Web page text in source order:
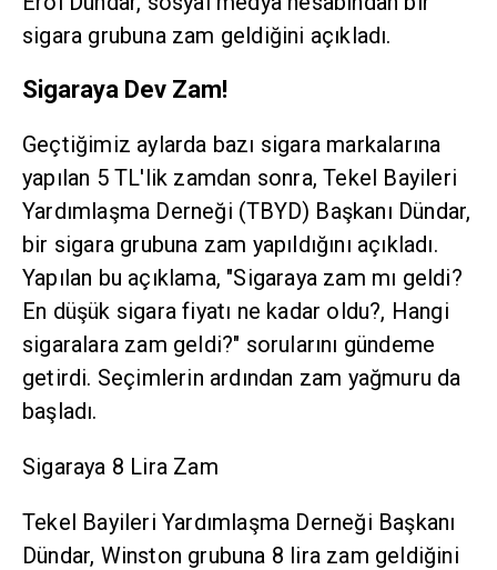
sigara grubuna zam geldiğini açıkladı.
Sigaraya Dev Zam!
Geçtiğimiz aylarda bazı sigara markalarına
yapılan 5 TL'lik zamdan sonra, Tekel Bayileri
Yardımlaşma Derneği (TBYD) Başkanı Dündar,
bir sigara grubuna zam yapıldığını açıkladı.
Yapılan bu açıklama, "Sigaraya zam mı geldi?
En düşük sigara fiyatı ne kadar oldu?, Hangi
sigaralara zam geldi?" sorularını gündeme
getirdi. Seçimlerin ardından zam yağmuru da
başladı.
Sigaraya 8 Lira Zam
Tekel Bayileri Yardımlaşma Derneği Başkanı
Dündar, Winston grubuna 8 lira zam geldiğini